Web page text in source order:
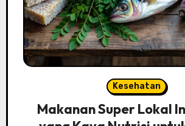
Kesehatan
Makanan Super Lokal